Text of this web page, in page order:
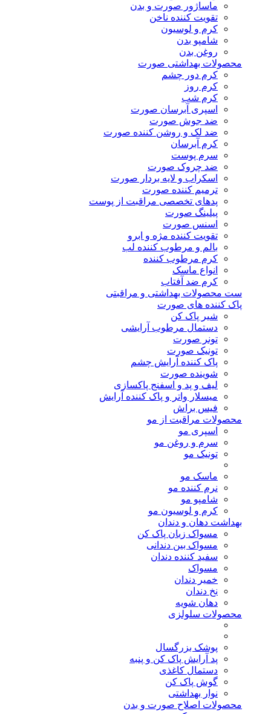
ماساژور صورت و بدن
تقویت کننده ناخن
کرم و لوسیون
شامپو بدن
روغن بدن
محصولات بهداشتی صورت
کرم دور چشم
کرم روز
کرم شب
اسپری آبرسان صورت
ضد جوش صورت
ضد لک و روشن کننده صورت
کرم آبرسان
سرم پوست
ضد چروک صورت
اسکراب و لایه بردار صورت
ترمیم کننده صورت
پدهای تخصصی مراقبت از پوست
پیلینگ صورت
اسنس صورت
تقویت کننده مژه و ابرو
بالم و مرطوب کننده لب
کرم مرطوب کننده
انواع ماسک
کرم ضد آفتاب
ست محصولات بهداشتی و مراقبتی
پاک کننده های صورت
شیر پاک کن
دستمال مرطوب آرایشی
تونر صورت
تونیک صورت
پاک کننده آرایش چشم
شوینده صورت
لیف و پد و اسفنج پاکسازی
میسلار واتر و پاک کننده آرایش
فیس براش
محصولات مراقبت از مو
اسپری مو
سرم و روغن مو
تونیک مو
ماسک مو
نرم کننده مو
شامپو مو
کرم و لوسیون مو
بهداشت دهان و دندان
مسواک زبان پاک کن
مسواک بین دندانی
سفید کننده دندان
مسواک
خمیر دندان
نخ دندان
دهان شویه
محصولات سلولزی
پوشک بزرگسال
پد آرایش پاک کن و پنبه
دستمال کاغذی
گوش پاک کن
نوار بهداشتی
محصولات اصلاح صورت و بدن